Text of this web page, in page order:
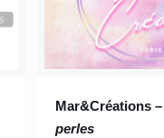
Mar&Créations
perles